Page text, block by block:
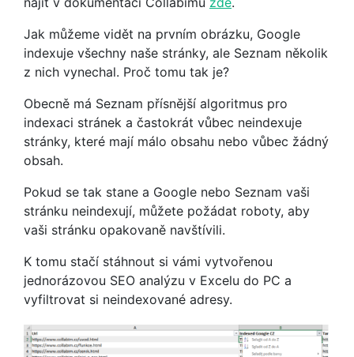
Jak můžeme vidět na prvním obrázku, Google
indexuje všechny naše stránky, ale Seznam několik
z nich vynechal. Proč tomu tak je?
Obecně má Seznam přísnější algoritmus pro
indexaci stránek a častokrát vůbec neindexuje
stránky, které mají málo obsahu nebo vůbec žádný
obsah.
Pokud se tak stane a Google nebo Seznam vaši
stránku neindexují, můžete požádat roboty, aby
vaši stránku opakovaně navštívili.
K tomu stačí stáhnout si vámi vytvořenou
jednorázovou SEO analýzu v Excelu do PC a
vyfiltrovat si neindexované adresy.